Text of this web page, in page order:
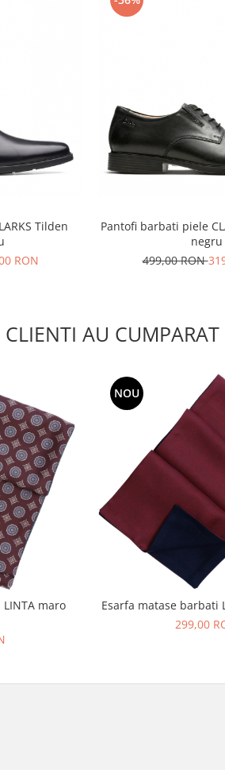
Tilden
RON
Pantofi barbati piele
negru
499,00 RON
AU CUMPARAT
maro
NOU
Esarfa matase barbati
299,00